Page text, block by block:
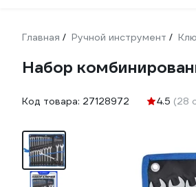
Главная / Ручной инструмент /
Набор
Код товара: 27128972 4.5 (28